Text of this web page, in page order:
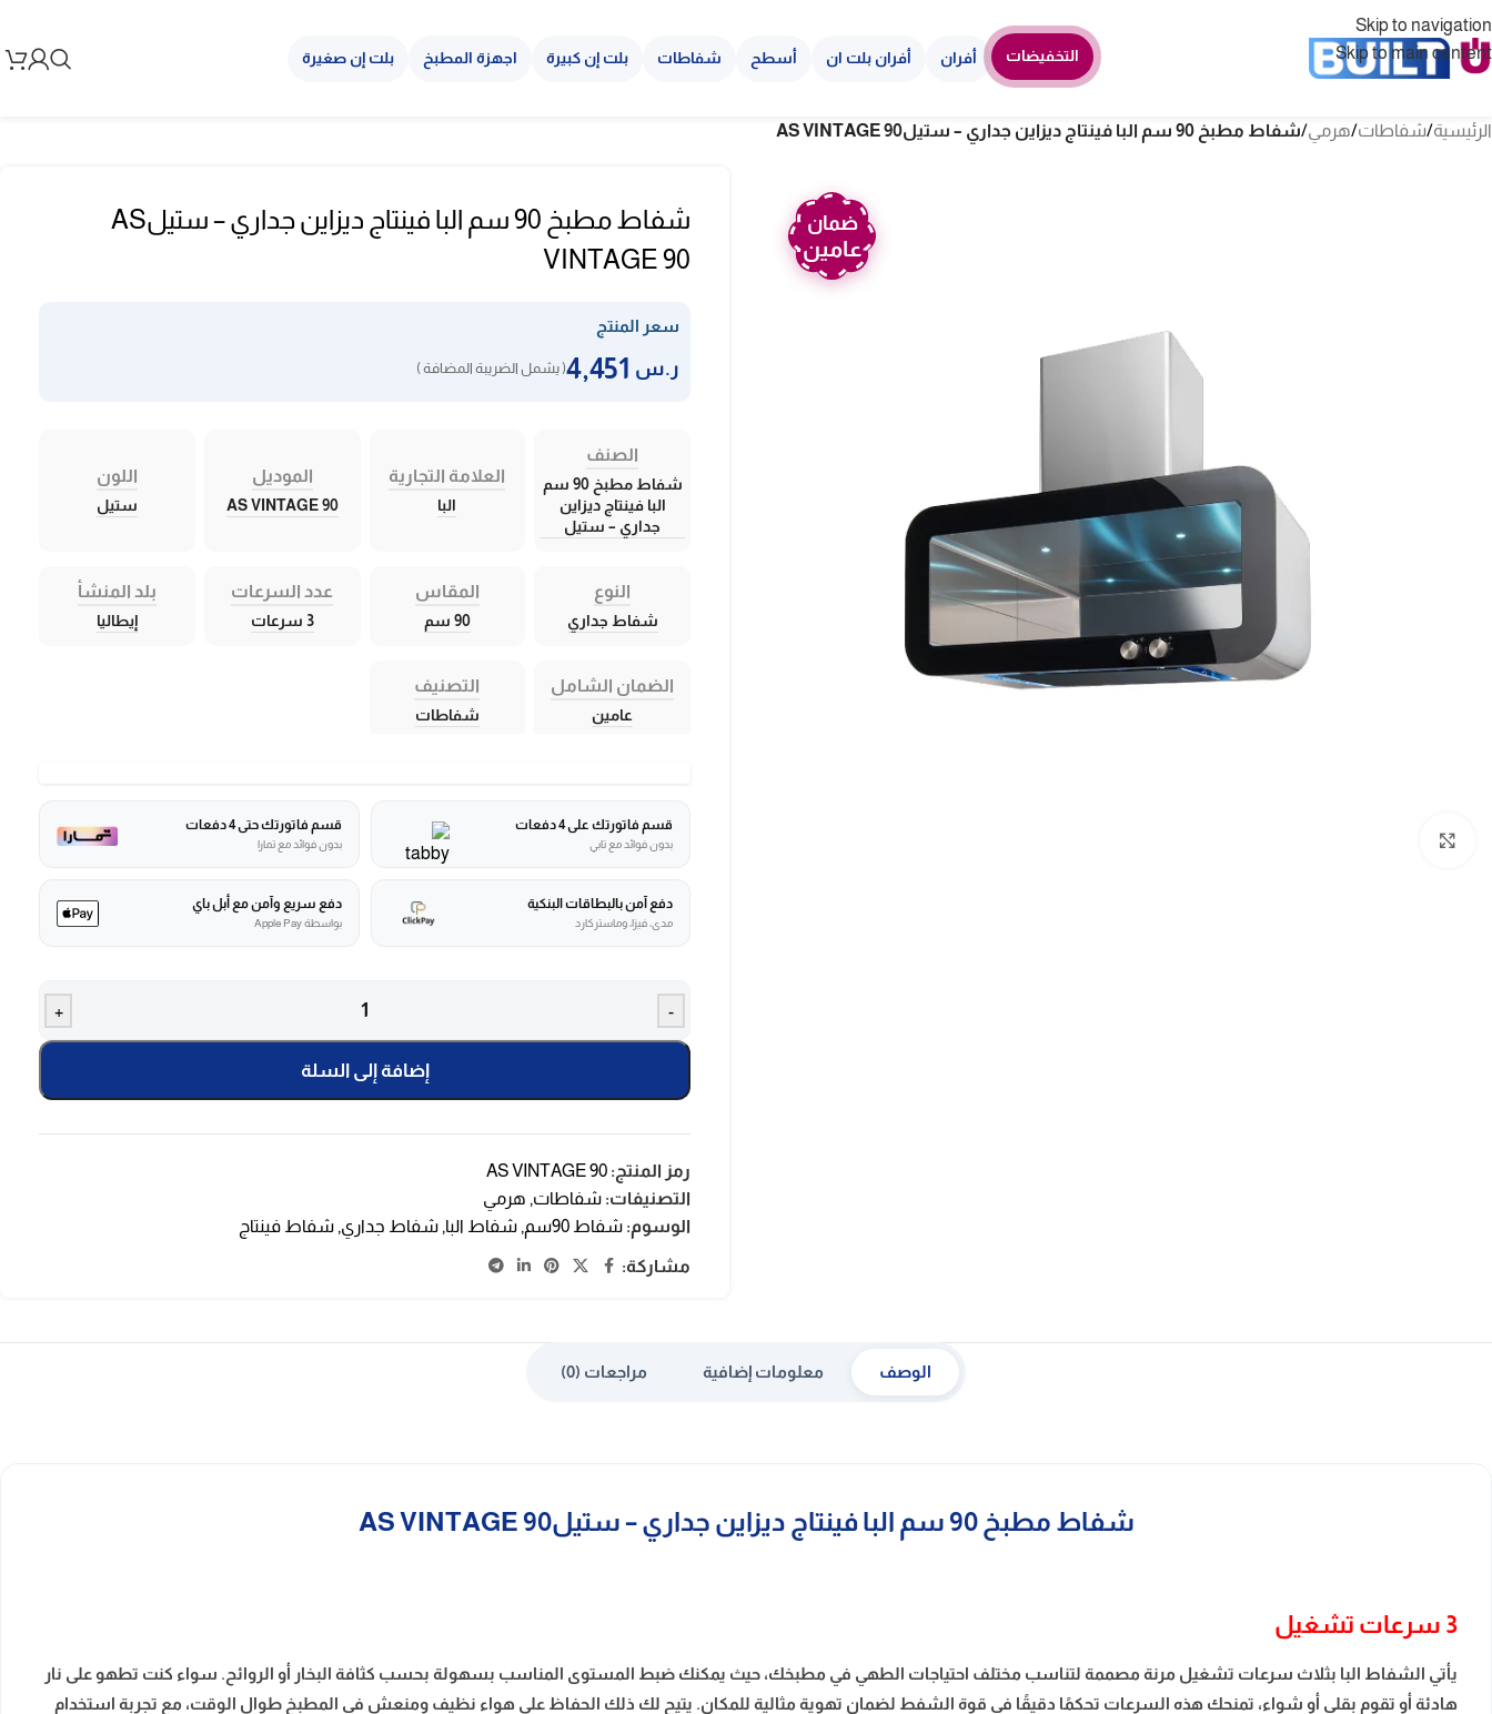
Skip to navigation
Skip to main content
التخفيضات أفران أفران بلت ان أسطح شفاطات بلت إن كبيرة اجهزة المطبخ بلت إن صغيرة
الرئيسية/شفاطات/هرمي/شفاط مطبخ 90 سم البا فينتاج ديزاين جداري – ستيلAS VINTAGE 90
ضمان
عامين
شفاط مطبخ 90 سم البا فينتاج ديزاين جداري – ستيلAS
VINTAGE 90
سعر المنتج
ر.س ( يشمل الضريبة المضافة )
الصنف
شفاط مطبخ 90 سم
البا فينتاج ديزاين
جداري – ستيل
العلامة التجارية
البا
الموديل
AS VINTAGE 90
اللون
ستيل
النوع
شفاط جداري
المقاس
90 سم
عدد السرعات
3 سرعات
بلد المنشأ
إيطاليا
الضمان الشامل
عامين
التصنيف
شفاطات
قسم فاتورتك على 4 دفعات
بدون فوائد مع تابي
قسم فاتورتك حتى 4 دفعات
بدون فوائد مع تمارا
دفع آمن بالبطاقات البنكية
مدى، فيزا، وماستركارد
دفع سريع وآمن مع أبل باي
بواسطة Apple Pay
-
+
إضافة إلى السلة
رمز المنتج: AS VINTAGE 90
التصنيفات: شفاطات, هرمي
الوسوم: شفاط 90سم , شفاط البا, شفاط جداري, شفاط فينتاج
مشاركة:
الوصف معلومات إضافية مراجعات (0)
شفاط مطبخ 90 سم البا فينتاج ديزاين جداري – ستيلAS VINTAGE 90
3 سرعات تشغيل
يأتي الشفاط البا بثلاث سرعات تشغيل مرنة مصممة لتناسب مختلف احتياجات الطهي في مطبخك، حيث يمكنك ضبط المستوى المناسب بسهولة بحسب كثافة البخار أو الروائح. سواء كنت تطهو على نار
هادئة أو تقوم بقلي أو شواء، تمنحك هذه السرعات تحكمًا دقيقًا في قوة الشفط لضمان تهوية مثالية للمكان. يتيح لك ذلك الحفاظ على هواء نظيف ومنعش في المطبخ طوال الوقت، مع تجربة استخدام